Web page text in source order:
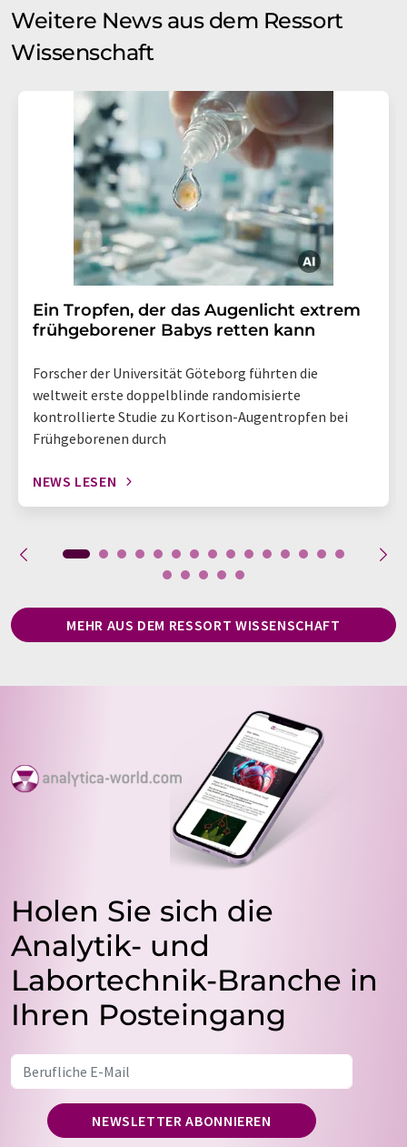
Weitere News aus dem Ressort
Wissenschaft
Ein Tropfen, der das Augenlicht extrem
frühgeborener Babys retten kann
Forscher der Universität Göteborg führten die
weltweit erste doppelblinde randomisierte
kontrollierte Studie zu Kortison-Augentropfen bei
Frühgeborenen durch
NEWS LESEN
MEHR AUS DEM RESSORT WISSENSCHAFT
Holen Sie sich die
Analytik- und
Labortechnik-Branche in
Ihren Posteingang
NEWSLETTER ABONNIEREN